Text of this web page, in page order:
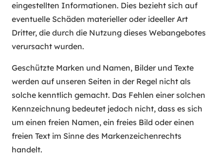
eingestellten Informationen. Dies bezieht sich auf
eventuelle Schäden materieller oder ideeller Art
Dritter, die durch die Nutzung dieses Webangebotes
verursacht wurden.
Geschützte Marken und Namen, Bilder und Texte
werden auf unseren Seiten in der Regel nicht als
solche kenntlich gemacht. Das Fehlen einer solchen
Kennzeichnung bedeutet jedoch nicht, dass es sich
um einen freien Namen, ein freies Bild oder einen
freien Text im Sinne des Markenzeichenrechts
handelt.